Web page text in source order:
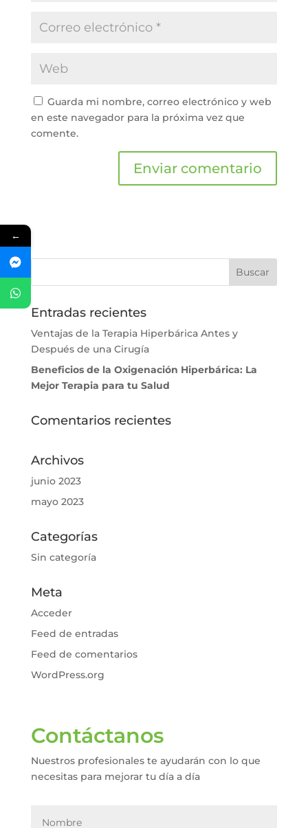
Guarda mi nombre, correo electrónico y web
en este navegador para la próxima vez que
comente.
Entradas recientes
Ventajas de la Terapia Hiperbárica Antes y
Después de una Cirugía
Beneficios de la Oxigenación Hiperbárica: La
Mejor Terapia para tu Salud
Comentarios recientes
Archivos
junio 2023
mayo 2023
Categorías
Sin categoría
Meta
Acceder
Feed de entradas
Feed de comentarios
WordPress.org
Contáctanos
Nuestros profesionales te ayudarán con lo que
necesitas para mejorar tu día a día
←